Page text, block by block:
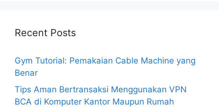
Recent Posts
Gym Tutorial: Pemakaian Cable Machine yang
Benar
Tips Aman Bertransaksi Menggunakan VPN
BCA di Komputer Kantor Maupun Rumah